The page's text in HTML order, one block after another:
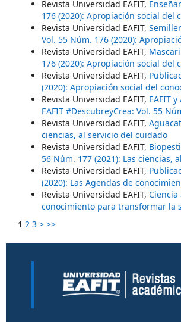
Revista Universidad EAFIT,
176 (2020): Apropiación social
Revista Universidad EAFIT,
Vol. 55 Núm. 176 (2020):
Revista Universidad EAFIT,
176 (2020): Apropiación social
Revista Universidad EAFIT,
(2020): Apropiación social del
Revista Universidad EAFIT, EAFIT
EAFIT #DescubreyCrea: Vol. 55
Revista Universidad EAFIT,
ciencias, al servicio del cuidado
Revista Universidad EAFIT,
56 Núm. 177 (2021): Las ciencias,
Revista Universidad EAFIT,
(2020): Las Agendas de
Revista Universidad EAFIT, Ciencia
conocimiento para transformar la
1 2 3 > >>